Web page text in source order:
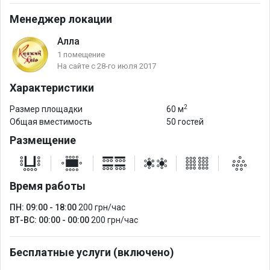
Менеджер локации
Алла
1 помещение
На сайте с 28-го июля 2017
Характеристики
Размер площадки 60 м2
Общая вместимость 50 гостей
Размещение
Время работы
ПН: 09:00 - 18:00200 грн/час
ВТ-ВС: 00:00 - 00:00200 грн/час
Бесплатные услуги (включено)